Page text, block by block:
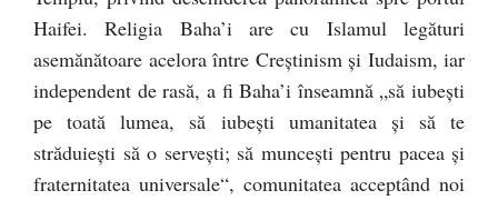
Haifei. Religia Baha’i are cu Islamul legături
asemănătoare acelora între Creştinism şi Iudaism, iar
independent de rasă, a fi Baha’i înseamnă „să iubeşti
pe toată lumea, să iubeşti umanitatea şi să te
străduieşti să o serveşti; să munceşti pentru pacea şi
fraternitatea universale“, comunitatea acceptând noi